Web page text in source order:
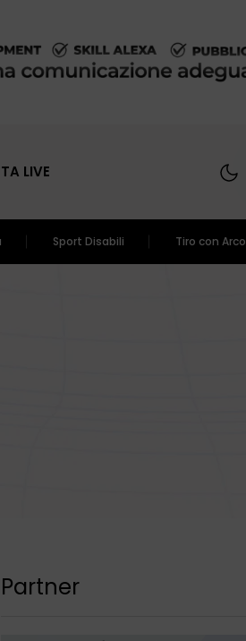
LIVE
Sport Disabili Tiro con Arco
Partner